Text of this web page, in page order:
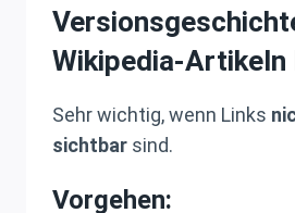
Wikipedia-Artikeln
Sehr wichtig, wenn Links
sichtbar sind.
Vorgehen: